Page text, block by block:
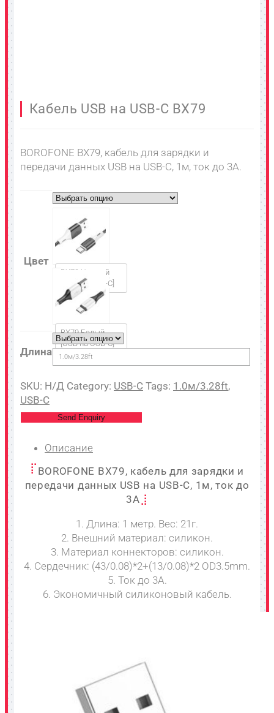
Кабель USB на USB-C BX79
BOROFONE BX79, кабель для зарядки и
передачи данных USB на USB-C, 1м, ток до 3A.
Цвет
BX79 Черный
[USB на USB-C]
BX79 Белый
[USB на USB-C]
Длина 1.0м/3.28ft
SKU: Н/Д Category: USB-C Tags: 1.0м/3.28ft,
USB-C
Send Enquiry
Описание
BOROFONE BX79, кабель для зарядки и
передачи данных USB на USB-C, 1м, ток до
3A
1. Длина: 1 метр. Вес: 21г.
2. Внешний материал: силикон.
3. Материал коннекторов: силикон.
4. Сердечник: (43/0.08)*2+(13/0.08)*2 OD3.5mm.
5. Ток до 3A.
6. Экономичный силиконовый кабель.